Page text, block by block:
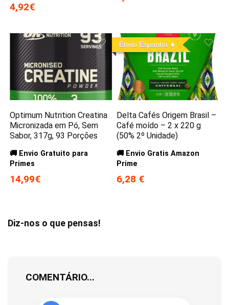
4,92€
Optimum Nutrition Creatina
Micronizada em Pó, Sem
Sabor, 317g, 93 Porções
🚚 Envio Gratuito para
Primes
14,99€
Envio Espanha
Delta Cafés Origem Brasil –
Café moído – 2 x 220 g
(50% 2º Unidade)
🚚 Envio Gratis Amazon
Prime
6,28 €
Diz-nos o que pensas!
COMENTÁRIO...